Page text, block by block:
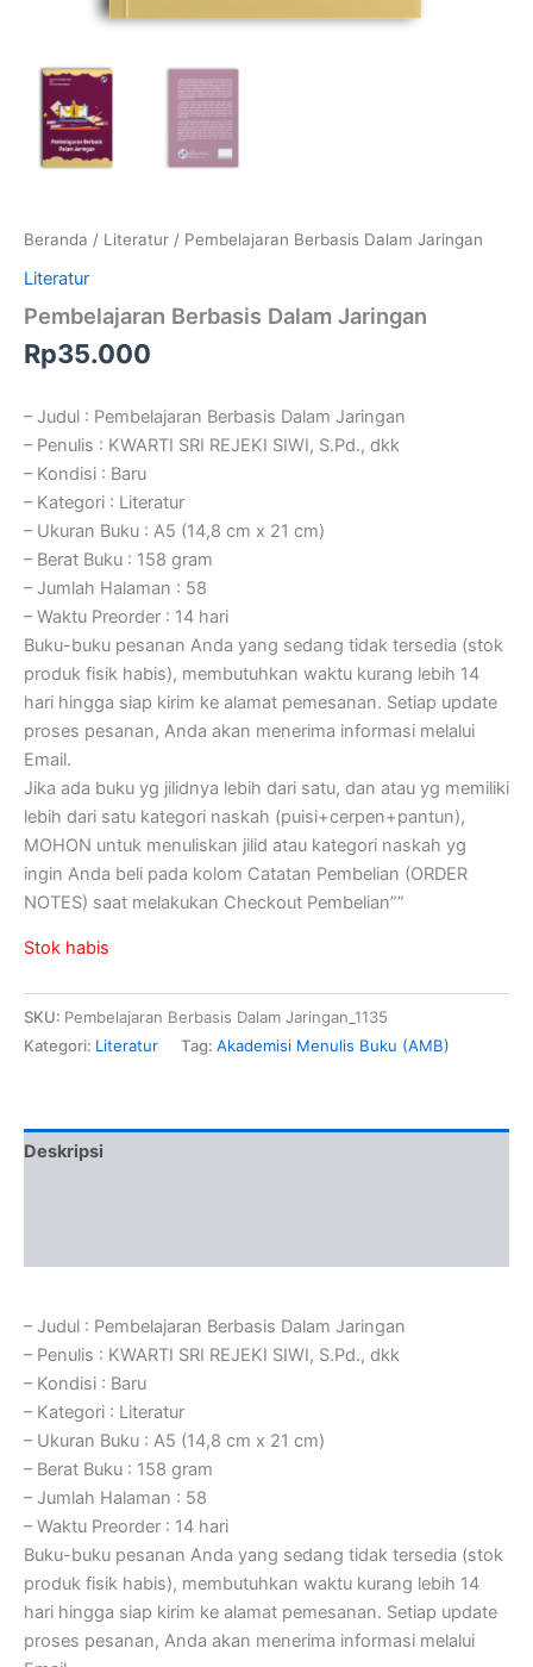
Beranda / Literatur / Pembelajaran Berbasis Dalam Jaringan
Literatur
Pembelajaran Berbasis Dalam Jaringan
Rp35.000
– Judul : Pembelajaran Berbasis Dalam Jaringan
– Penulis : KWARTI SRI REJEKI SIWI, S.Pd., dkk
– Kondisi : Baru
– Kategori : Literatur
– Ukuran Buku : A5 (14,8 cm x 21 cm)
– Berat Buku : 158 gram
– Jumlah Halaman : 58
– Waktu Preorder : 14 hari
Buku-buku pesanan Anda yang sedang tidak tersedia (stok
produk fisik habis), membutuhkan waktu kurang lebih 14
hari hingga siap kirim ke alamat pemesanan. Setiap update
proses pesanan, Anda akan menerima informasi melalui
Email.
Jika ada buku yg jilidnya lebih dari satu, dan atau yg memiliki
lebih dari satu kategori naskah (puisi+cerpen+pantun),
MOHON untuk menuliskan jilid atau kategori naskah yg
ingin Anda beli pada kolom Catatan Pembelian (ORDER
NOTES) saat melakukan Checkout Pembelian””
Stok habis
SKU: Pembelajaran Berbasis Dalam Jaringan_1135
Kategori: Literatur Tag: Akademisi Menulis Buku (AMB)
Deskripsi
– Judul : Pembelajaran Berbasis Dalam Jaringan
– Penulis : KWARTI SRI REJEKI SIWI, S.Pd., dkk
– Kondisi : Baru
– Kategori : Literatur
– Ukuran Buku : A5 (14,8 cm x 21 cm)
– Berat Buku : 158 gram
– Jumlah Halaman : 58
– Waktu Preorder : 14 hari
Buku-buku pesanan Anda yang sedang tidak tersedia (stok
produk fisik habis), membutuhkan waktu kurang lebih 14
hari hingga siap kirim ke alamat pemesanan. Setiap update
proses pesanan, Anda akan menerima informasi melalui